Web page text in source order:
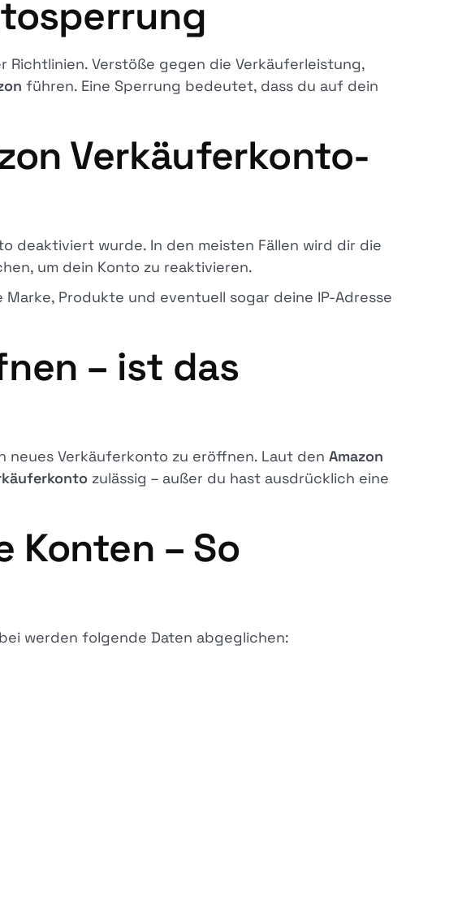
Verstöße gegen die Verkäuferleistung,
führen. Eine Sperrung bedeutet, dass du auf dein
Verkäuferkonto-
deaktiviert wurde. In den meisten Fällen wird dir die
um dein Konto zu reaktivieren.
Produkte und eventuell sogar deine IP-Adresse
– ist das
neues Verkäuferkonto zu eröffnen. Laut den Amazon
zulässig – außer du hast ausdrücklich eine
Konten – So
werden folgende Daten abgeglichen: